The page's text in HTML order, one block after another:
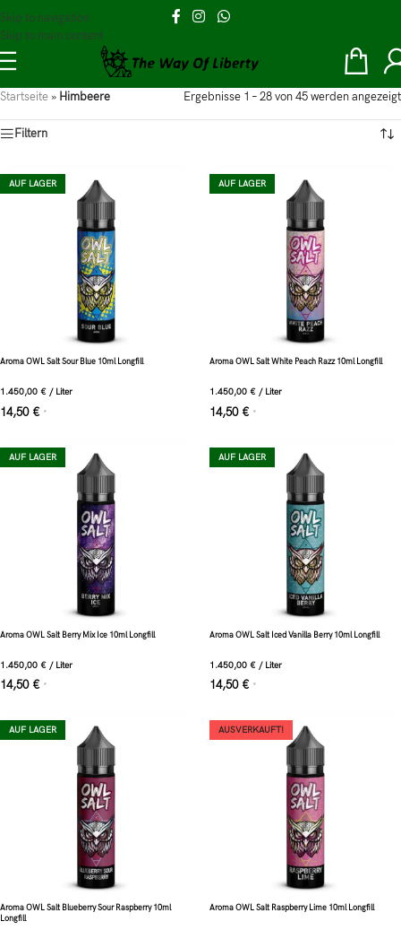
Skip to navigation
Skip to main content
Startseite » Himbeere Ergebnisse 1 – 28 von 45 werden angezeigt
Filtern
AUF LAGER
Aroma OWL Salt Sour Blue 10ml Longfill
1.450,00 € / Liter
14,50 € *
AUF LAGER
Aroma OWL Salt White Peach Razz 10ml Longfill
1.450,00 € / Liter
14,50 € *
AUF LAGER
Aroma OWL Salt Berry Mix Ice 10ml Longfill
1.450,00 € / Liter
14,50 € *
AUF LAGER
Aroma OWL Salt Iced Vanilla Berry 10ml Longfill
1.450,00 € / Liter
14,50 € *
AUF LAGER
Aroma OWL Salt Blueberry Sour Raspberry 10ml
Longfill
AUSVERKAUFT!
Aroma OWL Salt Raspberry Lime 10ml Longfill